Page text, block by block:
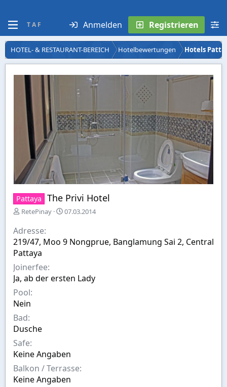
T A F Anmelden Registrieren
HOTEL- & RESTAURANT-BEREICH Hotelbewertungen Hotels
Pattaya The Privi Hotel
E
s
t
e
l
l
r
RetePinay
E
t
e
t
a
07.03.2014
Adresse
219/47, Moo 9 Nongprue, Banglamung Sai 2, Central
Pattaya
Joinerfee
Ja, ab der ersten Lady
Pool
Nein
Bad
Dusche
Safe
Keine Angaben
Balkon / Terrasse
Keine Angaben